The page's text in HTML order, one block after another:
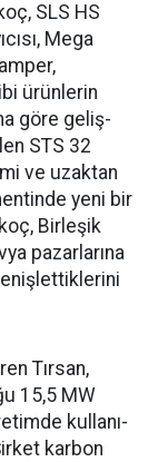
SLS HS
Mega
ürünlerin
göre geliş­
STS 32
ve uzaktan
yeni bir
Birleşik
pazarlarına
Tırsan,
15,5 MW
kullanı­
karbon